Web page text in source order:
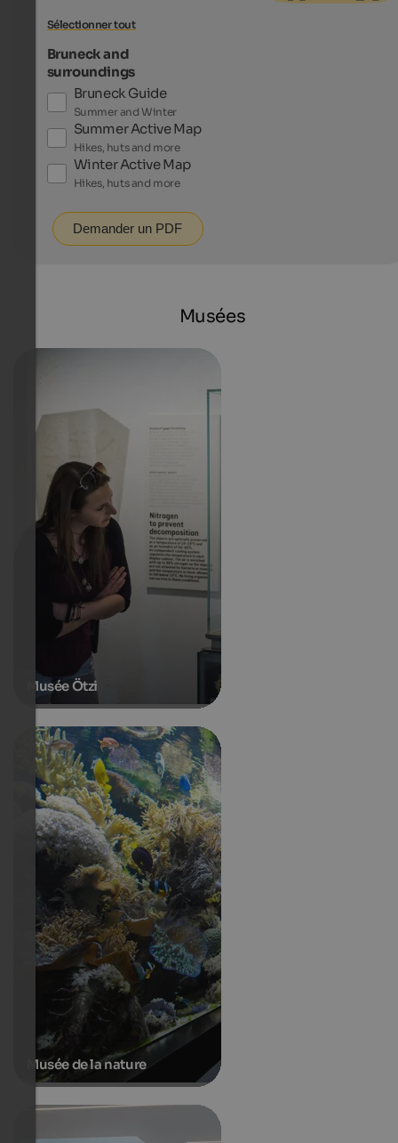
Sélectionner tout
Bruneck and
surroundings
Bruneck Guide
Summer and Winter
Summer Active Map
Hikes, huts and more
Winter Active Map
Hikes, huts and more
Demander un PDF
Musées
Musée Ötzi
Musée de la nature